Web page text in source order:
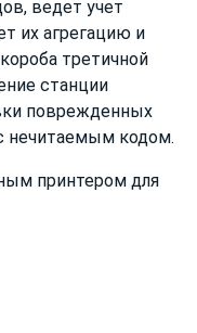
ведет учет
их агрегацию и
третичной
станции
поврежденных
нечитаемым кодом.
принтером для